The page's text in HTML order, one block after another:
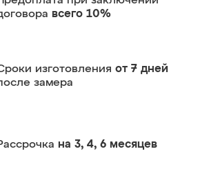
всего 10%
изготовления от 7 дней
замера
на 3, 4, 6 месяцев